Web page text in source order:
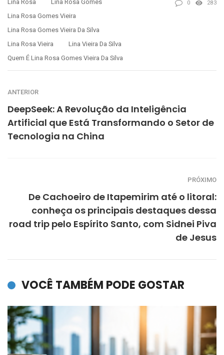
Lina Rosa
Lina Rosa Gomes
Lina Rosa Gomes Vieira
Lina Rosa Gomes Vieira Da Silva
Lina Rosa Vieira
Lina Vieira Da Silva
Quem É Lina Rosa Gomes Vieira Da Silva
0 283
ANTERIOR
DeepSeek: A Revolução da Inteligência
Artificial que Está Transformando o Setor de
Tecnologia na China
PRÓXIMO
De Cachoeiro de Itapemirim até o litoral:
conheça os principais destaques dessa
road trip pelo Espírito Santo, com Sidnei Piva
de Jesus
VOCÊ TAMBÉM PODE GOSTAR